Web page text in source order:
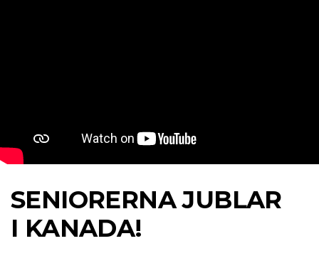
SENIORERNA JUBLAR
I KANADA!